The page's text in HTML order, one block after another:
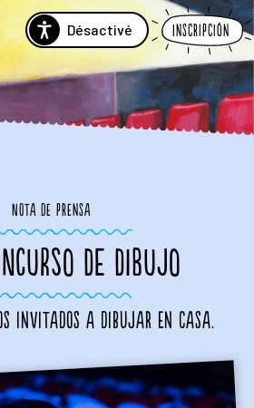
Désactivé Inscripción
Nota de prensa
DE DIBUJO
invitados a dibujar en casa.